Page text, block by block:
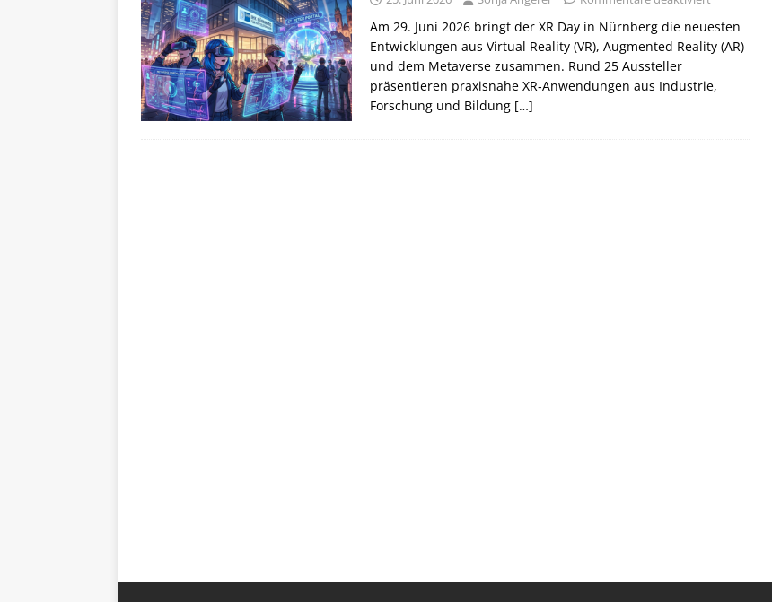
[ 7. August 2026 ]
Marantz stellt neue Heimkino Receiver der Cinema Serie 2 vor
Am 29. Juni 2026 bringt der XR Day in Nürnberg die neuesten
Entwicklungen aus Virtual Reality (VR), Augmented Reality (AR)
und dem Metaverse zusammen. Rund 25 Aussteller
präsentieren praxisnahe XR‑Anwendungen aus Industrie,
Forschung und Bildung […]